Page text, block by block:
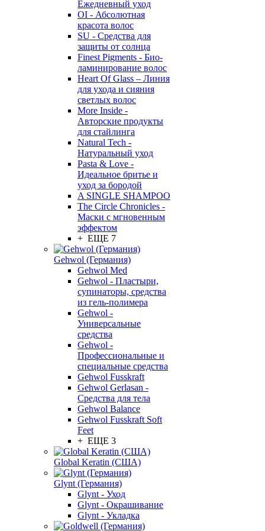
Eжедневный уход
OI - Абсолютная
красота волос
SU - Средства для
защиты от солнца
Finest Pigments - Био-
ламинирование волос
Heart Of Glass – Линия
для ухода и сияния
светлых волос
More Inside -
Авторские продукты
для стайлинга
Natural Tech -
Натуральный уход
Pasta & Love -
Идеальное бритье и
уход за бородой
A SINGLE SHAMPOO
The Circle Chronicles -
Маски с мгновенным
эффектом
+ ЕЩЕ 7
Gehwol (Германия)
Gehwol Med
Gehwol - Пластыри,
супинаторы, средства
из гель-полимера
Gehwol -
Универсальные
средства
Gehwol -
Профессиональные и
специальные средства
Gehwol Fusskraft
Gehwol Gerlasan -
Средства для тела
Gehwol Balance
Gehwol Fusskraft Soft
Feet
+ ЕЩЕ 3
Global Keratin (США)
Glynt (Германия)
Glynt - Уход
Glynt - Окрашивание
Glynt - Укладка